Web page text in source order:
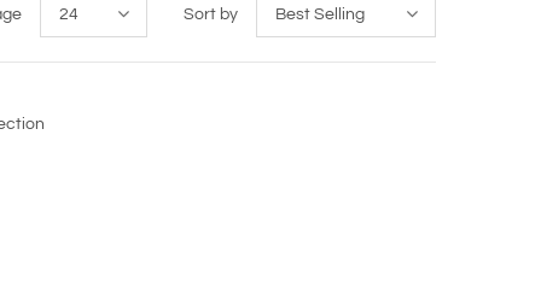
24 Sort by Best Selling